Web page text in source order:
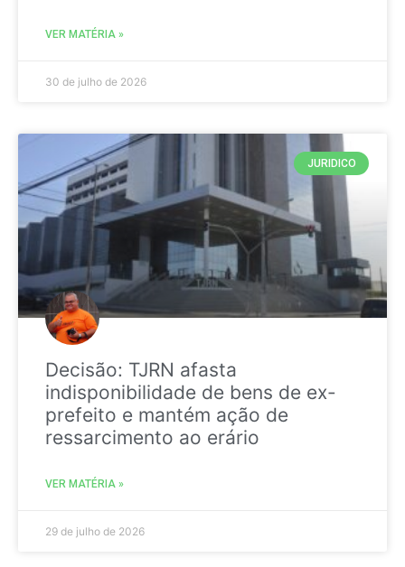
VER MATÉRIA »
30 de julho de 2026
JURIDICO
Decisão: TJRN afasta
indisponibilidade de bens de ex-
prefeito e mantém ação de
ressarcimento ao erário
VER MATÉRIA »
29 de julho de 2026